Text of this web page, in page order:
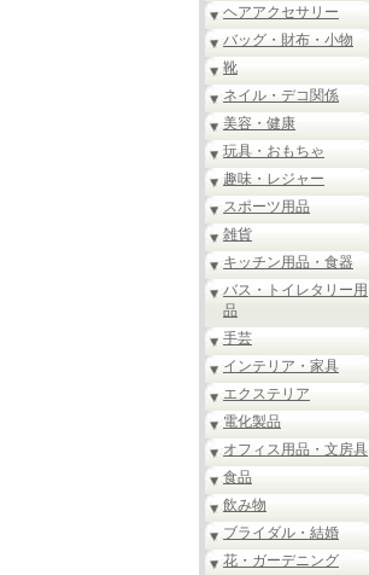
ヘアアクセサリー
バッグ・財布・小物
靴
ネイル・デコ関係
美容・健康
玩具・おもちゃ
趣味・レジャー
スポーツ用品
雑貨
キッチン用品・食器
バス・トイレタリー用
品
手芸
インテリア・家具
エクステリア
電化製品
オフィス用品・文房具
食品
飲み物
ブライダル・結婚
花・ガーデニング